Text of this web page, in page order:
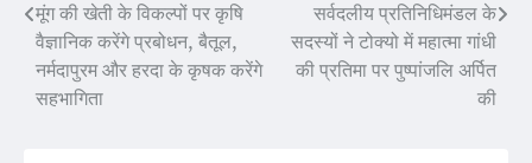
Post
navigation
मूंग की खेती के विकल्पों पर कृषि
वैज्ञानिक करेंगे प्रबोधन, बैतूल,
नर्मदापुरम और हरदा के कृषक करेंगे
सहभागिता
सर्वदलीय प्रतिनिधिमंडल के
सदस्यों ने टोक्यो में महात्मा गांधी
की प्रतिमा पर पुष्पांजलि अर्पित
की